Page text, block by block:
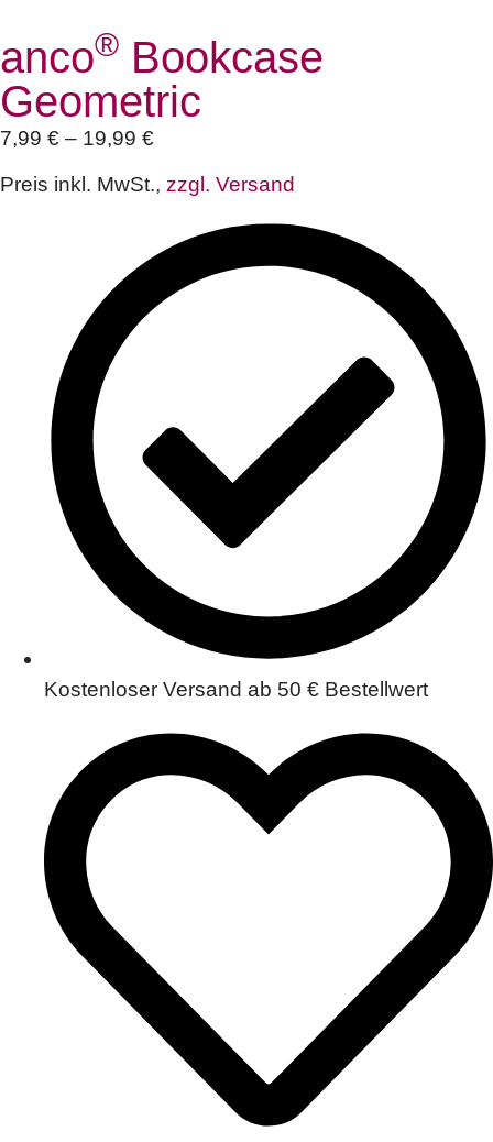
anco® Bookcase
Geometric
7,99 € – 19,99 €
Preis inkl. MwSt., zzgl. Versand
Kostenloser Versand ab 50 € Bestellwert